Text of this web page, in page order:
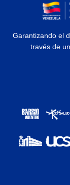
Garantizando el
través de